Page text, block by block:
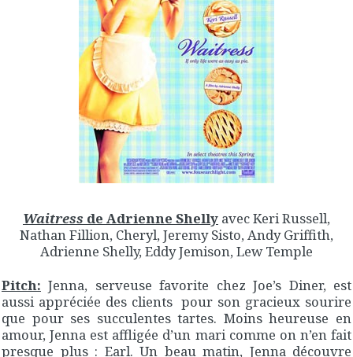
Waitress de Adrienne Shelly avec Keri Russell,
Nathan Fillion, Cheryl, Jeremy Sisto, Andy Griffith,
Adrienne Shelly, Eddy Jemison, Lew Temple
Pitch: Jenna, serveuse favorite chez Joe’s Diner, est
aussi appréciée des clients pour son gracieux sourire
que pour ses succulentes tartes. Moins heureuse en
amour, Jenna est affligée d’un mari comme on n’en fait
presque plus : Earl. Un beau matin, Jenna découvre